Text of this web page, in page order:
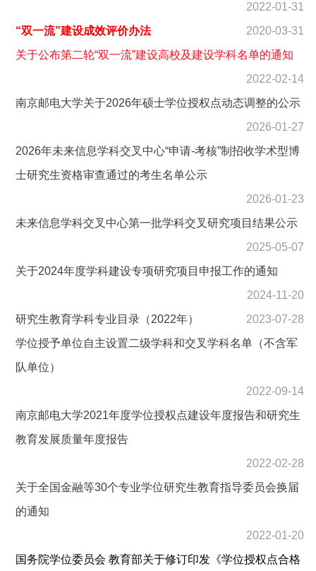
2022-01-31
“双一流”建设成效评价办法
2020-03-31
关于公布第二轮“双一流”建设高校及建设学科名单的通知
2022-02-14
南京邮电大学关于2026年硕士学位授权点动态调整的公示
2026-01-27
2026年未来信息学科交叉中心“申请-考核”制招收学术型博
士研究生资格审查通过的考生名单公示
2026-01-23
未来信息学科交叉中心第一批学科交叉研究项目结果公示
2025-05-07
关于2024年度学科建设专项研究项目申报工作的通知
2024-11-20
研究生教育学科专业目录（2022年）
2023-07-28
学位授予单位自主设置二级学科和交叉学科名单（不含军
队单位）
2022-09-14
南京邮电大学2021年度学位授权点建设年度报告和研究生
教育发展质量年度报告
2022-02-28
关于全国金融等30个专业学位研究生教育指导委员会换届
的通知
2022-01-20
国务院学位委员会 教育部关于修订印发《学位授权点合格